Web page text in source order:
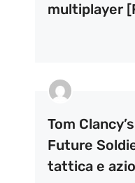
multiplayer
Tom
Future
tattica e